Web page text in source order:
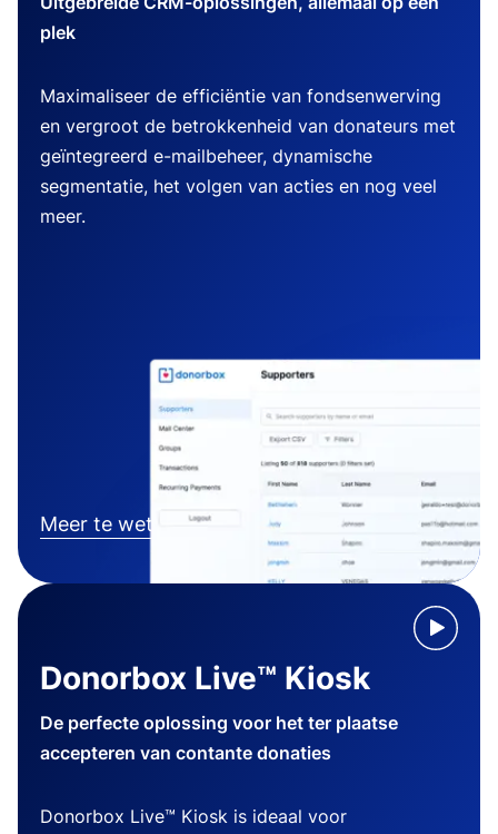
plek
Maximaliseer de efficiëntie van fondsenwerving
en vergroot de betrokkenheid van donateurs met
geïntegreerd e-mailbeheer, dynamische
segmentatie, het volgen van acties en nog veel
meer.
Meer te weten komen
Donorbox Live™ Kiosk
De perfecte oplossing voor het ter plaatse
accepteren van contante donaties
Donorbox Live™ Kiosk is ideaal voor